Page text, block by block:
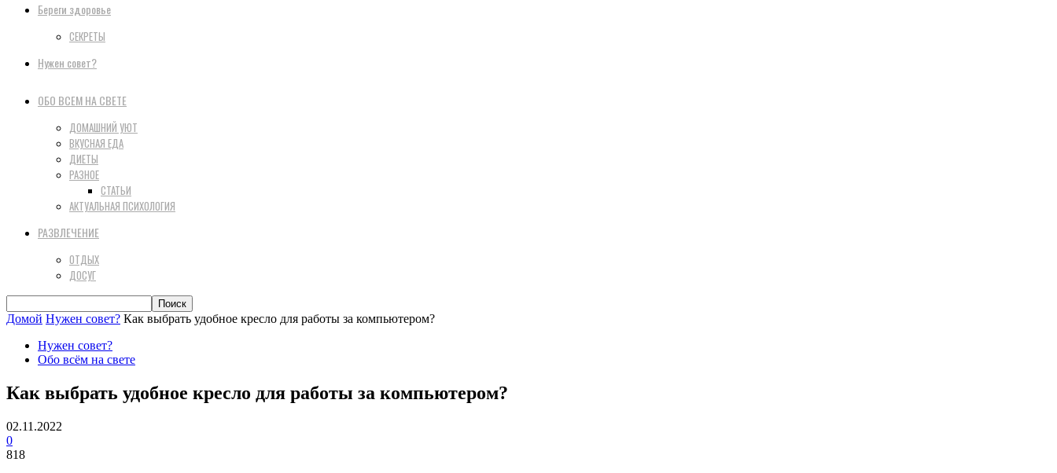
Береги здоровье
СЕКРЕТЫ
Нужен совет?
ОБО ВСЕМ НА СВЕТЕ
ДОМАШНИЙ УЮТ
ВКУСНАЯ ЕДА
ДИЕТЫ
РАЗНОЕ
СТАТЬИ
АКТУАЛЬНАЯ ПСИХОЛОГИЯ
РАЗВЛЕЧЕНИЕ
ОТДЫХ
ДОСУГ
Домой Нужен совет? Как выбрать удобное кресло для работы за компьютером?
Нужен совет?
Обо всём на свете
Как выбрать удобное кресло для работы за компьютером?
02.11.2022
0
818